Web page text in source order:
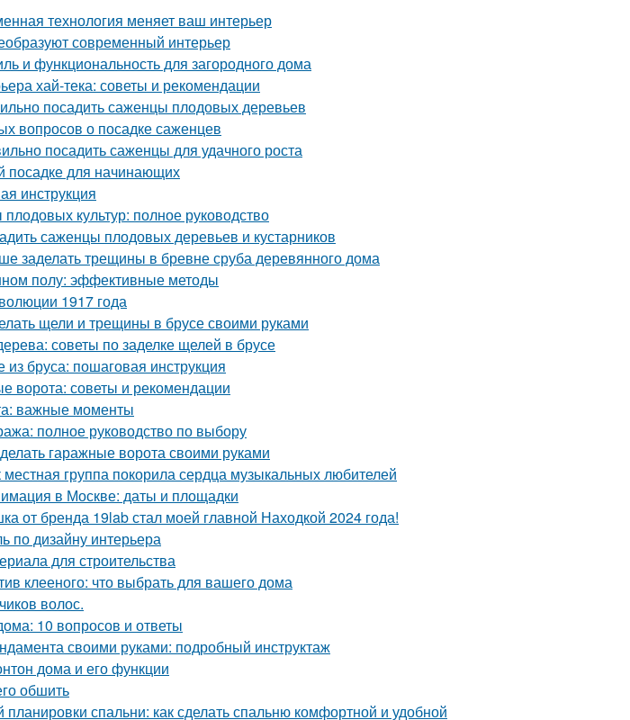
технология меняет ваш интерьер
современный интерьер
и функциональность для загородного дома
хай-тека: советы и рекомендации
посадить саженцы плодовых деревьев
вопросов о посадке саженцев
посадить саженцы для удачного роста
посадке для начинающих
инструкция
культур: полное руководство
саженцы плодовых деревьев и кустарников
заделать трещины в бревне сруба деревянного дома
полу: эффективные методы
1917 года
щели и трещины в брусе своими руками
советы по заделке щелей в брусе
бруса: пошаговая инструкция
ворота: советы и рекомендации
важные моменты
полное руководство по выбору
гаражные ворота своими руками
группа покорила сердца музыкальных любителей
в Москве: даты и площадки
от бренда 19lab стал моей главной Находкой 2024 года!
по дизайну интерьера
для строительства
клееного: что выбрать для вашего дома
волос.
10 вопросов и ответы
своими руками: подробный инструктаж
дома и его функции
обшить
планировки спальни: как сделать спальню комфортной и удобной